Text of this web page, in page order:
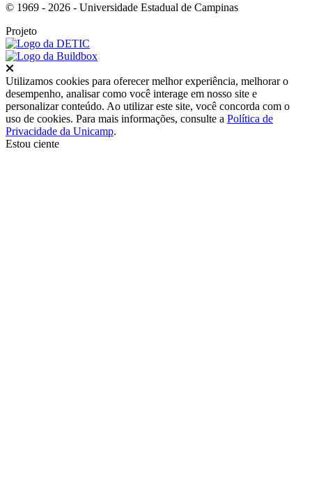
© 1969 - 2026 - Universidade Estadual de Campinas
Projeto
Utilizamos cookies para oferecer melhor experiência, melhorar o
desempenho, analisar como você interage em nosso site e
personalizar conteúdo. Ao utilizar este site, você concorda com o
uso de cookies. Para mais informações, consulte a Política de
Privacidade da Unicamp.
Estou ciente